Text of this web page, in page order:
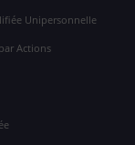
Unipersonnelle
Actions